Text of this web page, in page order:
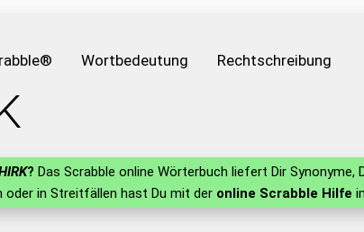
Wortbedeutung Rechtschreibung
? Das Scrabble online Wörterbuch liefert Dir
oder in Streitfällen hast Du mit der online Scrabble Hilfe